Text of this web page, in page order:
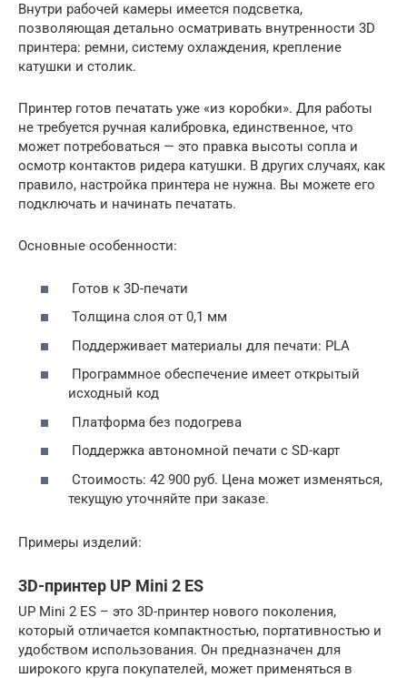
Внутри рабочей камеры имеется подсветка,
позволяющая детально осматривать внутренности 3D
принтера: ремни, систему охлаждения, крепление
катушки и столик.
Принтер готов печатать уже «из коробки». Для работы
не требуется ручная калибровка, единственное, что
может потребоваться — это правка высоты сопла и
осмотр контактов ридера катушки. В других случаях, как
правило, настройка принтера не нужна. Вы можете его
подключать и начинать печатать.
Основные особенности:
Готов к 3D-печати
Толщина слоя от 0,1 мм
Поддерживает материалы для печати: PLA
Программное обеспечение имеет открытый
исходный код
Платформа без подогрева
Поддержка автономной печати с SD-карт
Стоимость: 42 900 руб. Цена может изменяться,
текущую уточняйте при заказе.
Примеры изделий:
3D-принтер UP Mini 2 ES
UP Mini 2 ES – это 3D-принтер нового поколения,
который отличается компактностью, портативностью и
удобством использования. Он предназначен для
широкого круга покупателей, может применяться в